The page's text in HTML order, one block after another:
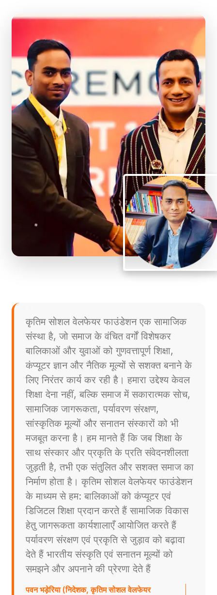
कृतिम सोशल वेलफेयर फाउंडेशन एक सामाजिक
संस्था है, जो समाज के वंचित वर्गों विशेषकर
बालिकाओं और युवाओं को गुणवत्तापूर्ण शिक्षा,
कंप्यूटर ज्ञान और नैतिक मूल्यों से सशक्त बनाने के
लिए निरंतर कार्य कर रही है। हमारा उद्देश्य केवल
शिक्षा देना नहीं, बल्कि समाज में सकारात्मक सोच,
सामाजिक जागरूकता, पर्यावरण संरक्षण,
सांस्कृतिक मूल्यों और सनातन संस्कारों को भी
मजबूत करना है। हम मानते हैं कि जब शिक्षा के
साथ संस्कार और प्रकृति के प्रति संवेदनशीलता
जुड़ती है, तभी एक संतुलित और सशक्त समाज का
निर्माण होता है। कृतिम सोशल वेलफेयर फाउंडेशन
के माध्यम से हम: बालिकाओं को कंप्यूटर एवं
डिजिटल शिक्षा प्रदान करते हैं सामाजिक विकास
हेतु जागरूकता कार्यशालाएँ आयोजित करते हैं
पर्यावरण संरक्षण एवं प्रकृति से जुड़ाव को बढ़ावा
देते हैं भारतीय संस्कृति एवं सनातन मूल्यों को
समझने और अपनाने की प्रेरणा देते हैं
पवन भड़ेरिया (निदेशक, कृतिम सोशल वेलफेयर